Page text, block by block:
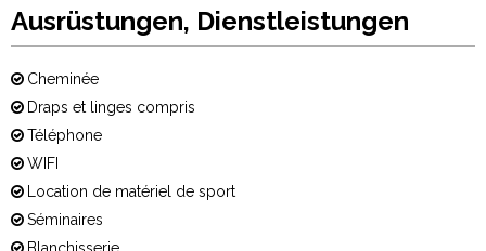
Ausrüstungen, Dienstleistungen
Cheminée
Draps et linges compris
Téléphone
WIFI
Location de matériel de sport
Séminaires